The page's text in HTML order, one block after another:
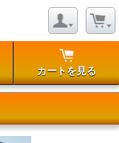
カートを見る